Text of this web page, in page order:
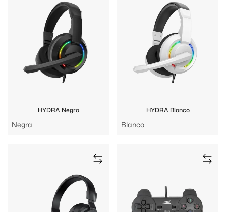
HYDRA Negro
Negra
HYDRA Blanco
Blanco